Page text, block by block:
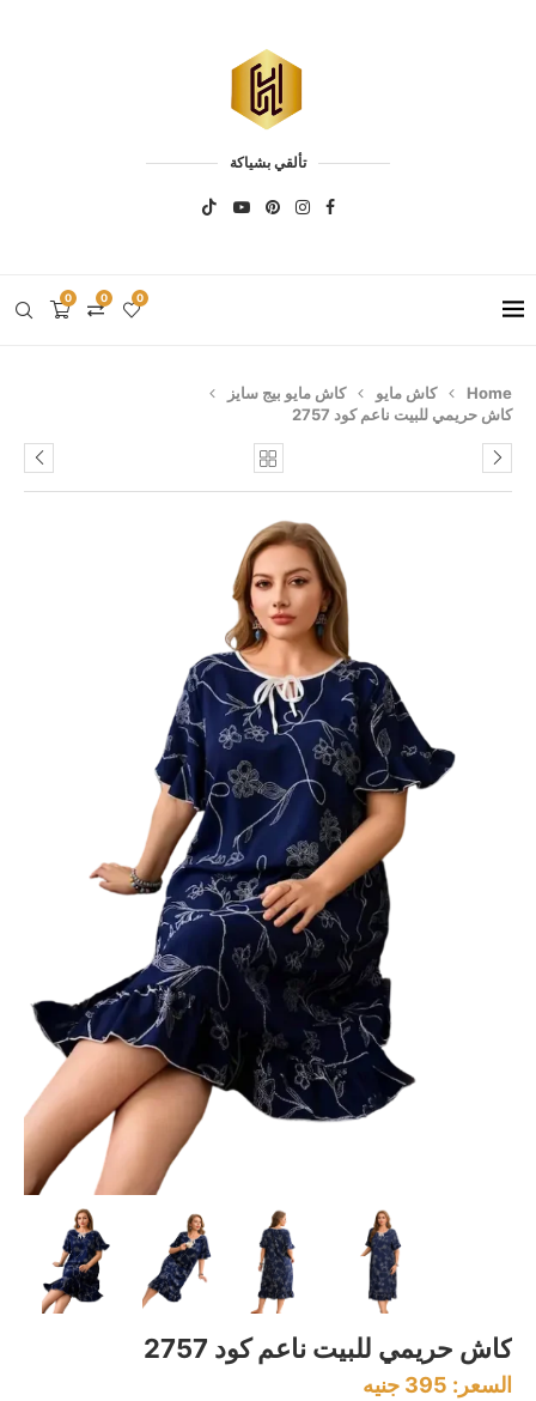
تألقي بشياكة
0 0 0
Home كاش مايو
كاش مايو بيج سايز
كاش حريمي للبيت ناعم كود 2757
كاش حريمي للبيت ناعم كود 2757
السعر: 395 جنيه